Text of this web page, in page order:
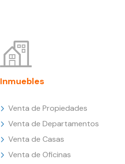
Inmuebles
Venta de Propiedades
Venta de Departamentos
Venta de Casas
Venta de Oficinas